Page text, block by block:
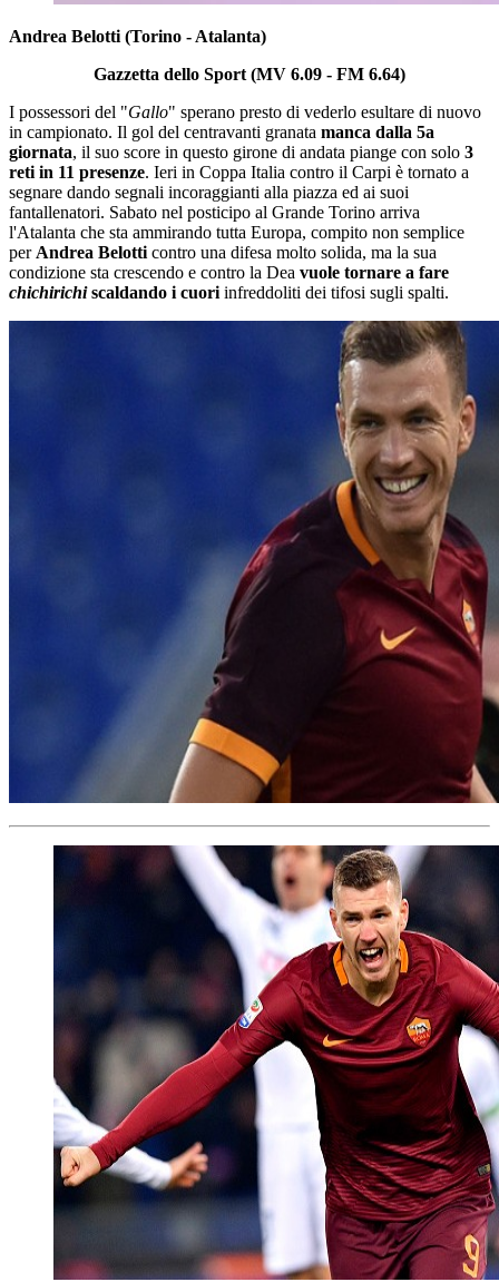
Andrea Belotti (Torino - Atalanta)
Gazzetta dello Sport (MV 6.09 - FM 6.64)
I possessori del "Gallo" sperano presto di vederlo esultare di nuovo
in campionato. Il gol del centravanti granata manca dalla 5a
giornata, il suo score in questo girone di andata piange con solo 3
reti in 11 presenze. Ieri in Coppa Italia contro il Carpi è tornato a
segnare dando segnali incoraggianti alla piazza ed ai suoi
fantallenatori. Sabato nel posticipo al Grande Torino arriva
l'Atalanta che sta ammirando tutta Europa, compito non semplice
per Andrea Belotti contro una difesa molto solida, ma la sua
condizione sta crescendo e contro la Dea vuole tornare a fare
chichirichiscaldando i cuori infreddoliti dei tifosi sugli spalti.